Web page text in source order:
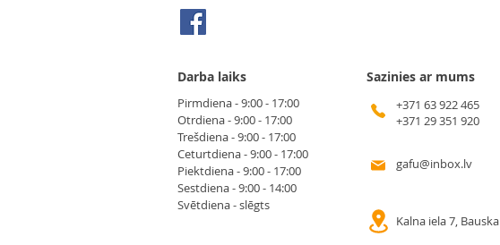
Darba laiks
Pirmdiena - 9:00 - 17:00
Otrdiena - 9:00 - 17:00
Trešdiena - 9:00 - 17:00
Ceturtdiena - 9:00 - 17:00
Piektdiena - 9:00 - 17:00
Sestdiena - 9:00 - 14:00
Svētdiena - slēgts
Sazinies ar mums
+371 63 922 465
+371 29 351 920
gafu@inbox.lv
Kalna iela 7, Bauska